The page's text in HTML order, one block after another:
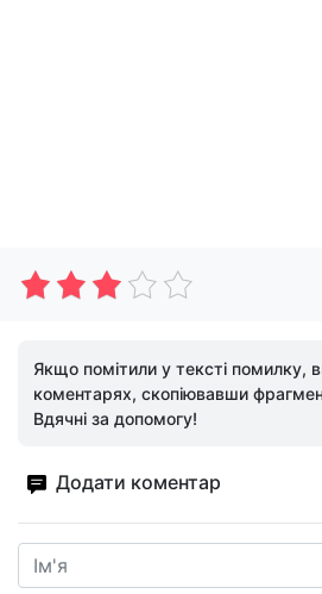
Якщо помітили у тексті помилку,
коментарях, скопіювавши
Вдячні за допомогу!
Додати коментар